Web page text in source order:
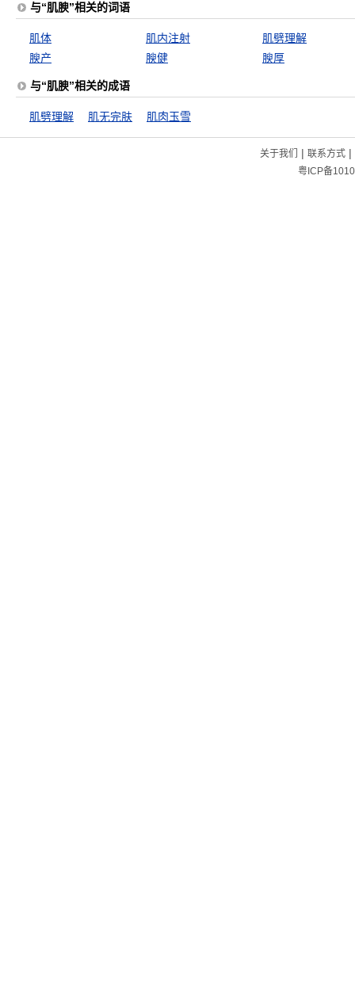
与“肌腴”相关的词语
肌体 肌内注射
肌劈理解
腴产
腴健 腴厚
与“肌腴”相关的成语
肌劈理解 肌无完肤 肌肉玉雪
关于我们 | 联系方式|
粤ICP备